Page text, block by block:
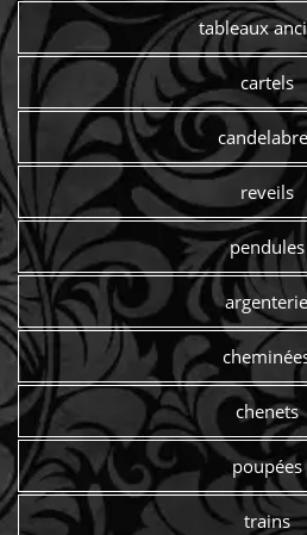
tableaux
cartels
reveils
pendules
argenterie
chenets
poupées
trains